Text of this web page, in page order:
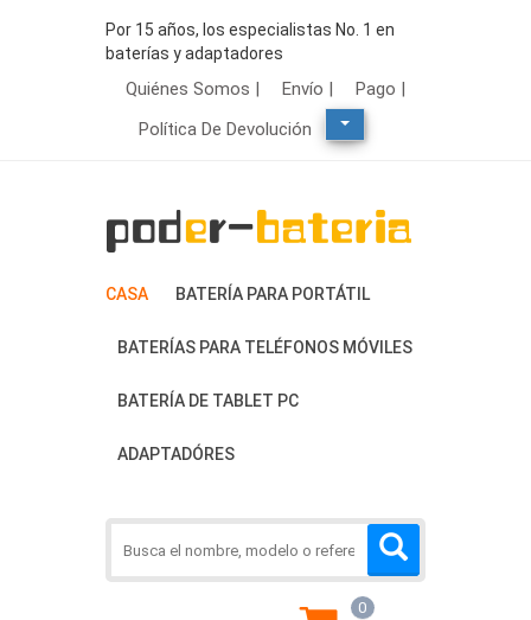
Por 15 años, los especialistas No. 1 en
baterías y adaptadores
Quiénes Somos | Envío |
Pago |
Política De Devolución
CASA BATERÍA PARA PORTÁTIL
BATERÍAS PARA TELÉFONOS MÓVILES
BATERÍA DE TABLET PC
ADAPTADÓRES
0